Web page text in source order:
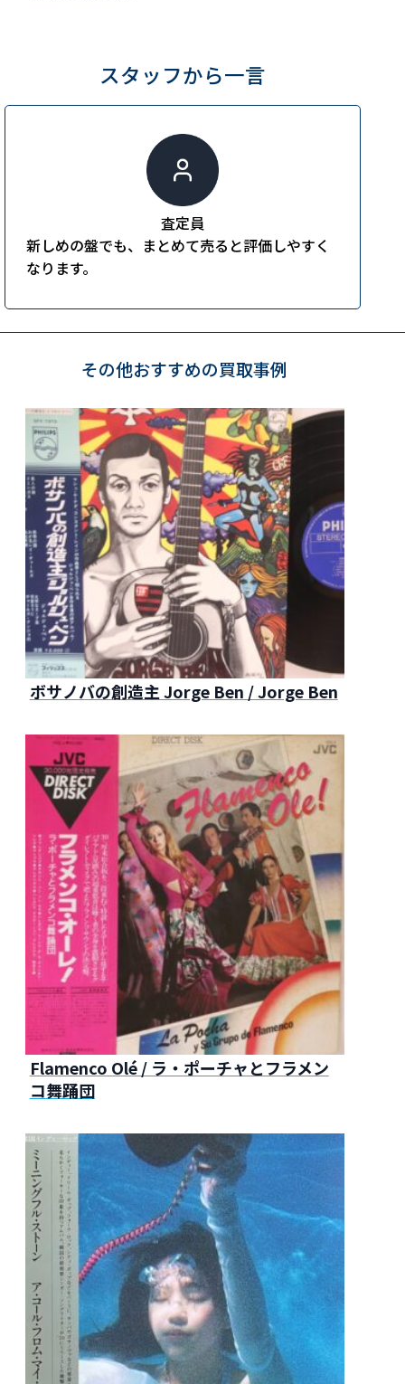
スタッフから一言
査定員
新しめの盤でも、まとめて売ると評価しやすく
なります。
その他おすすめの買取事例
ボサノバの創造主 Jorge Ben / Jorge Ben
Flamenco Olé / ラ・ポーチャとフラメン
コ舞踊団